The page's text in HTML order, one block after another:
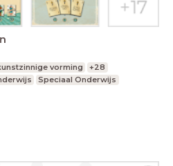
vorming
+28
Speciaal Onderwijs